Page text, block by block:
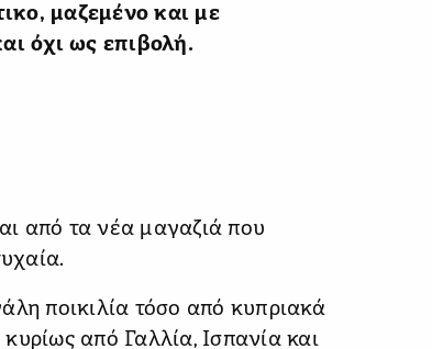
μαζεμένο και με
όχι ως επιβολή.
από τα νέα μαγαζιά που
ποικιλία τόσο από κυπριακά
από Γαλλία, Ισπανία και